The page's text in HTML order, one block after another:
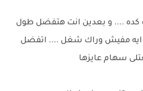
كده .... و بعدين انت هتفضل طول
... ايه مفيش وراك شغل .... اتفضل
سهام عايزها